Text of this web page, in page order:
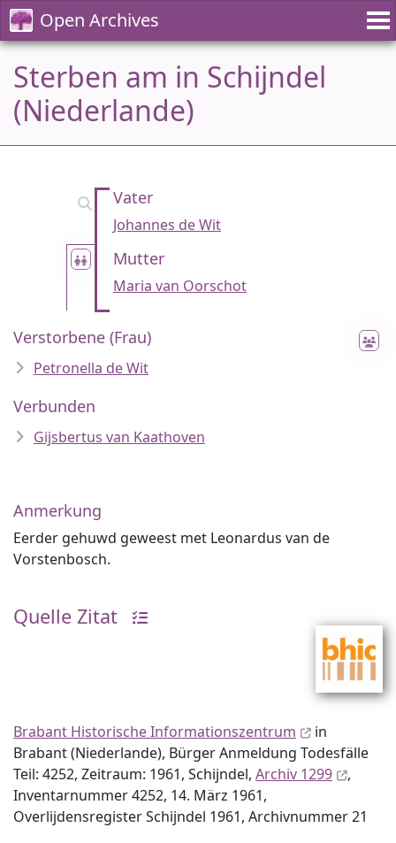
Open Archives
Sterben am in Schijndel
(Niederlande)
Vater
Johannes de Wit
Mutter
Maria van Oorschot
Verstorbene (Frau)
Petronella de Wit
Verbunden
Gijsbertus van Kaathoven
Anmerkung
Eerder gehuwd geweest met Leonardus van de
Vorstenbosch.
Quelle Zitat
Brabant Historische Informationszentrum
in
Brabant (Niederlande), Bürger Anmeldung Todesfälle
Teil: 4252, Zeitraum: 1961, Schijndel, Archiv 1299
,
Inventar­nummer 4252, 14. März 1961,
Overlijdensregister Schijndel 1961, Archiv­nummer 21